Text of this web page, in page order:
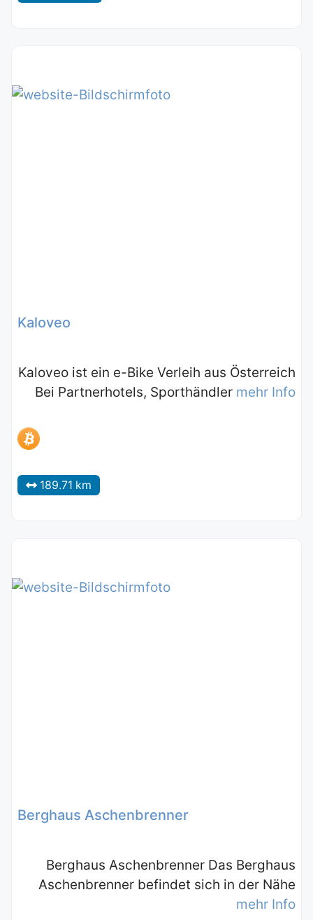
Kaloveo
Kaloveo ist ein e-Bike Verleih aus Österreich
Bei Partnerhotels, Sporthändler mehr Info
189.71 km
Berghaus Aschenbrenner
Berghaus Aschenbrenner Das Berghaus
Aschenbrenner befindet sich in der Nähe
mehr Info